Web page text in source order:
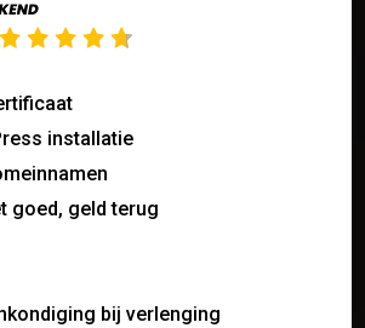
installatie
goed, geld terug
bij verlenging